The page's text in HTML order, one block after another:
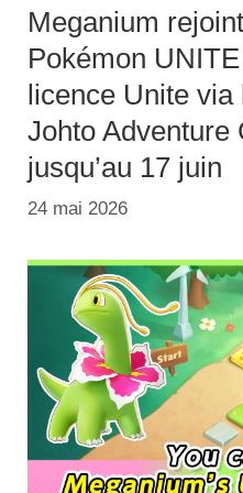
Meganium
Pokémon
licence Unite via
Johto Adventure
jusqu’au 17 juin
24 mai 2026